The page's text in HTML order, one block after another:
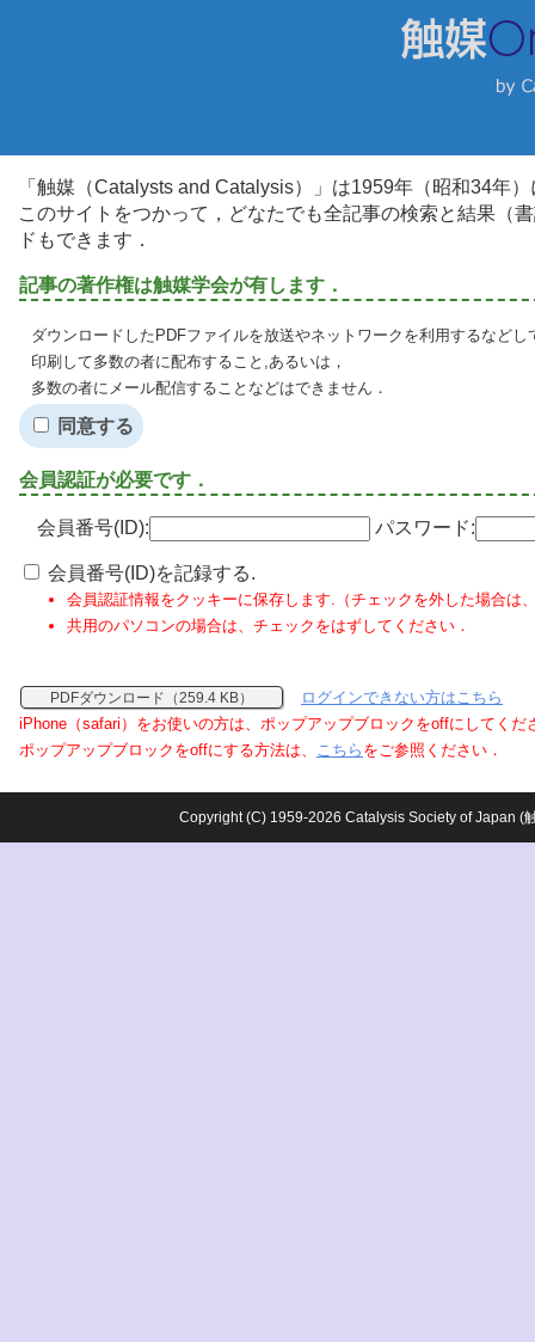
「触媒（Catalysts and Catalysis）」は1959年（昭和34年
このサイトをつかって，どなたでも全記事の検索と結果（
ドもできます．
記事の著作権は触媒学会が有します．
ダウンロードしたPDFファイルを放送やネットワークを利用するなど
印刷して多数の者に配布すること,あるいは，
多数の者にメール配信することなどはできません．
同意する
会員認証が必要です．
会員番号(ID): パスワード:
会員番号(ID)を記録する.
会員認証情報をクッキーに保存します.（チェックを外した場合は
共用のパソコンの場合は、チェックをはずしてください．
PDFダウンロード（259.4 KB）
ログインできない方はこちら
iPhone（safari）をお使いの方は、ポップアップブロックをoffにしてくだ
ポップアップブロックをoffにする方法は、 こちら をご参照ください．
Copyright (C) 1959-2026 Catalysis Society of Japan (